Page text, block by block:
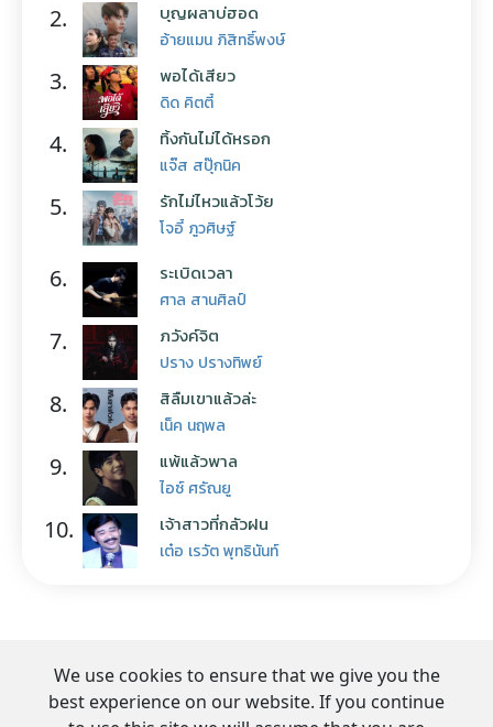
2. บุญผลาบ่ฮอด
อ้ายแมน ภิสิทธิ์พงษ์
3. พอได้เสียว
ดิด คิตตี้
4. ทิ้งกันไม่ได้หรอก
แจ๊ส สปุ๊กนิค
5. รักไม่ไหวแล้วโว้ย
โจอี้ ภูวศิษฐ์
6. ระเบิดเวลา
ศาล สานศิลป์
7. ภวังค์จิต
ปราง ปรางทิพย์
8. สิลืมเขาแล้วล่ะ
เน็ค นฤพล
9. แพ้แล้วพาล
ไอซ์ ศรัณยู
10. เจ้าสาวที่กลัวฝน
เต๋อ เรวัต พุทธินันท์
We use cookies to ensure that we give you the
best experience on our website. If you continue